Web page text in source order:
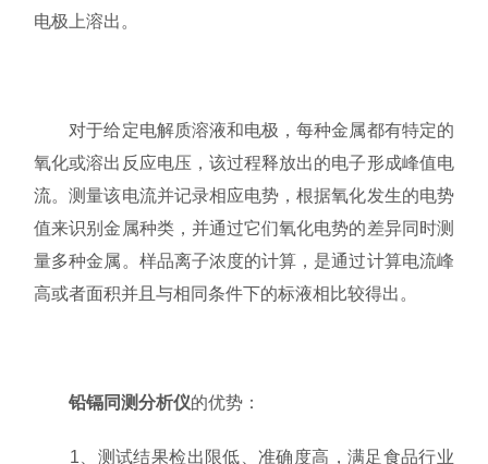
电极上溶出。
对于给定电解质溶液和电极，每种金属都有特定的
氧化或溶出反应电压，该过程释放出的电子形成峰值电
流。测量该电流并记录相应电势，根据氧化发生的电势
值来识别金属种类，并通过它们氧化电势的差异同时测
量多种金属。样品离子浓度的计算，是通过计算电流峰
高或者面积并且与相同条件下的标液相比较得出。
铅镉同测分析仪的优势：
1、测试结果检出限低、准确度高，满足食品行业